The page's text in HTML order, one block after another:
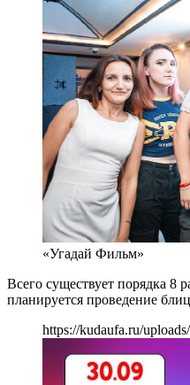
«Угадай Фильм»
Всего существует порядка 8
планируется проведение
https://kudaufa.ru/